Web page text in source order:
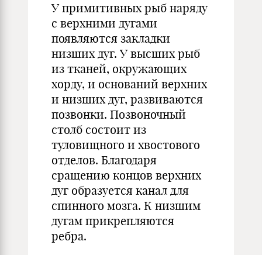
У примитивных рыб наряду
с верхними дугами
появляются закладки
низших дуг. У высших рыб
из тканей, окружающих
хорду, и оснований верхних
и низших дуг, развиваются
позвонки. Позвоночный
столб состоит из
туловищного и хвостового
отделов. Благодаря
сращению концов верхних
дуг образуется канал для
спинного мозга. К низшим
дугам прикрепляются
ребра.